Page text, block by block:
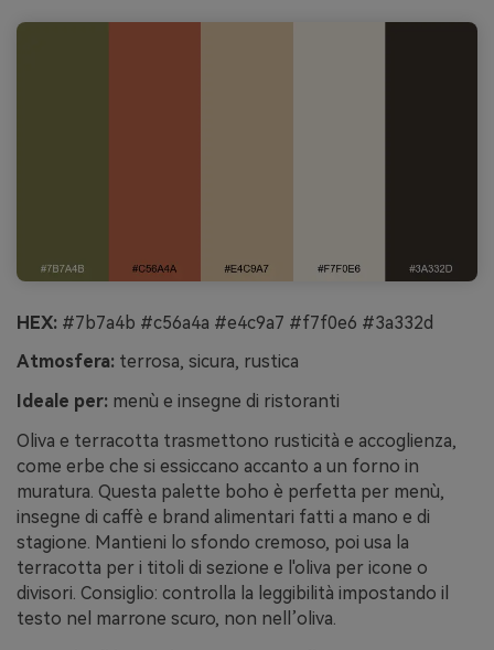
HEX: #7b7a4b #c56a4a #e4c9a7 #f7f0e6 #3a332d
Atmosfera: terrosa, sicura, rustica
Ideale per: menù e insegne di ristoranti
Oliva e terracotta trasmettono rusticità e accoglienza,
come erbe che si essiccano accanto a un forno in
muratura. Questa palette boho è perfetta per menù,
insegne di caffè e brand alimentari fatti a mano e di
stagione. Mantieni lo sfondo cremoso, poi usa la
terracotta per i titoli di sezione e l'oliva per icone o
divisori. Consiglio: controlla la leggibilità impostando il
testo nel marrone scuro, non nell’oliva.